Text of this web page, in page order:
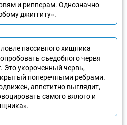
и рипперам. Однозначно
джиггиту».
пассивного хищника
съедобного червя
Это укороченный червь,
поперечными ребрами.
аппетитно выглядит,
самого вялого и